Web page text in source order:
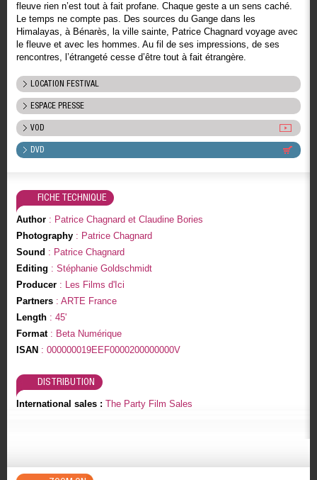
fleuve rien n’est tout à fait profane. Chaque geste a un sens caché.
Le temps ne compte pas. Des sources du Gange dans les
Himalayas, à Bénarès, la ville sainte, Patrice Chagnard voyage avec
le fleuve et avec les hommes. Au fil de ses impressions, de ses
rencontres, l’étrangeté cesse d’être tout à fait étrangère.
LOCATION FESTIVAL
ESPACE PRESSE
VOD
DVD
FICHE TECHNIQUE
Author: Patrice Chagnard et Claudine Bories
Photography: Patrice Chagnard
Sound : Patrice Chagnard
Editing : Stéphanie Goldschmidt
Producer: Les Films d'Ici
Partners: ARTE France
Length: 45'
Format: Beta Numérique
ISAN : 000000019EEF0000200000000V
DISTRIBUTION
International sales : The Party Film Sales